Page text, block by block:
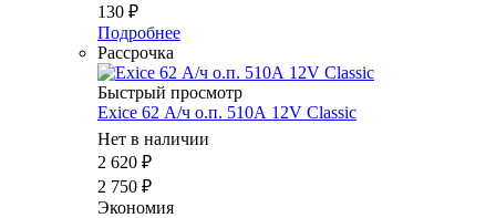
130 ₽
Подробнее
Рассрочка
Быстрый просмотр
Exice 62 А/ч о.п. 510А 12V Classic
Нет в наличии
2 620 ₽
2 750 ₽
Экономия